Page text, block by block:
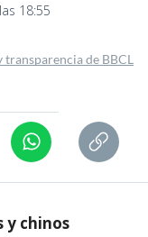
18:55
transparencia de BBCL
y chinos